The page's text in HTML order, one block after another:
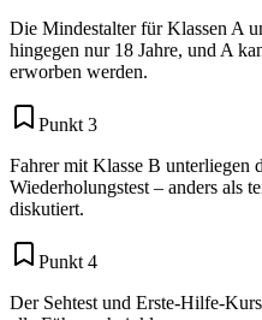
Die Mindestalter für Klassen A
hingegen nur 18 Jahre, und A
erworben werden.
Punkt 3
Fahrer mit Klasse B
Wiederholungstest – anders als
diskutiert.
Punkt 4
Der Sehtest und Erste-Hilfe-